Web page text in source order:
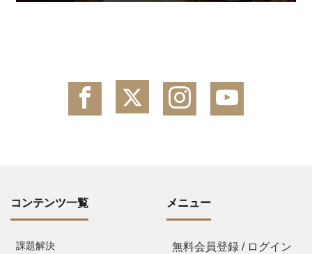
コンテンツ一覧
課題解決
メニュー
無料会員登録 / ログイン